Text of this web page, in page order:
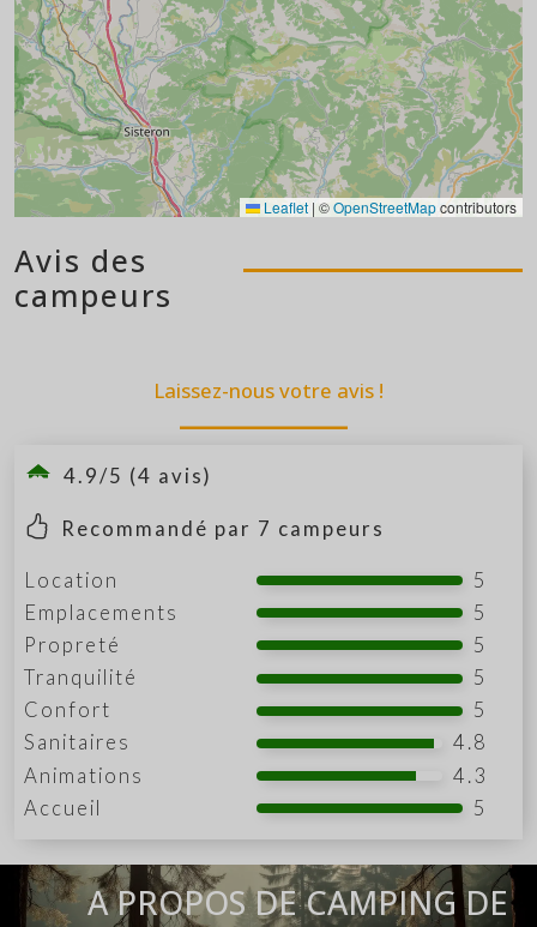
Leaflet | ©OpenStreetMapcontributors
Avis des
campeurs
Laissez-nous votre avis !
4.9/5 (4 avis)
Recommandé par 7 campeurs
Location
5
Emplacements
5
Propreté
5
Tranquilité
5
Confort
5
Sanitaires
4.8
Animations
4.3
Accueil
5
A PROPOS DE CAMPING DE